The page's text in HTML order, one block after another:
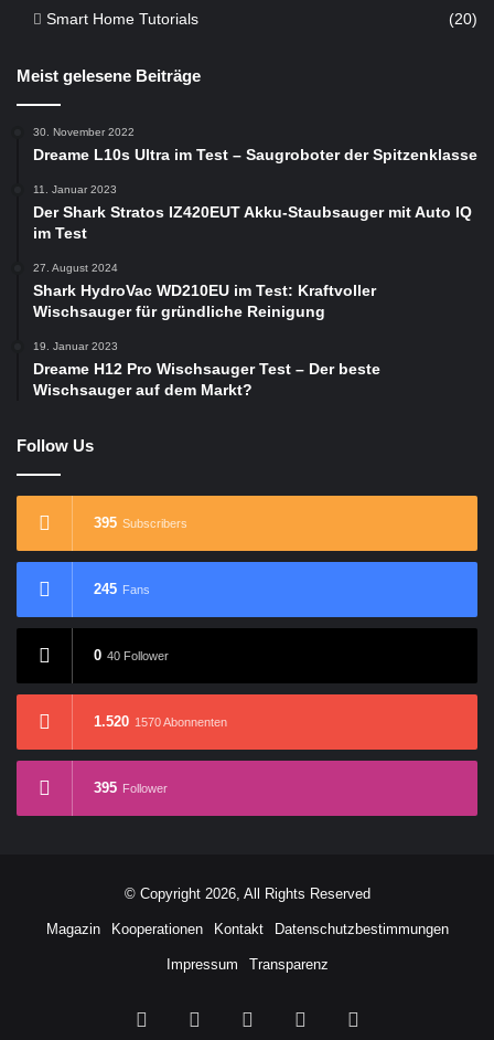
Smart Home Tutorials
(20)
Meist gelesene Beiträge
30. November 2022
Dreame L10s Ultra im Test – Saugroboter der Spitzenklasse
11. Januar 2023
Der Shark Stratos IZ420EUT Akku-Staubsauger mit Auto IQ
im Test
27. August 2024
Shark HydroVac WD210EU im Test: Kraftvoller
Wischsauger für gründliche Reinigung
19. Januar 2023
Dreame H12 Pro Wischsauger Test – Der beste
Wischsauger auf dem Markt?
Follow Us
395 Subscribers
245 Fans
0 40 Follower
1.520 1570 Abonnenten
395 Follower
© Copyright 2026, All Rights Reserved
Magazin Kooperationen Kontakt Datenschutzbestimmungen
Impressum Transparenz
Facebook YouTube